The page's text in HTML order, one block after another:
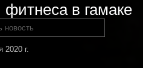
фитнеса в гамаке
новость
2020 г.